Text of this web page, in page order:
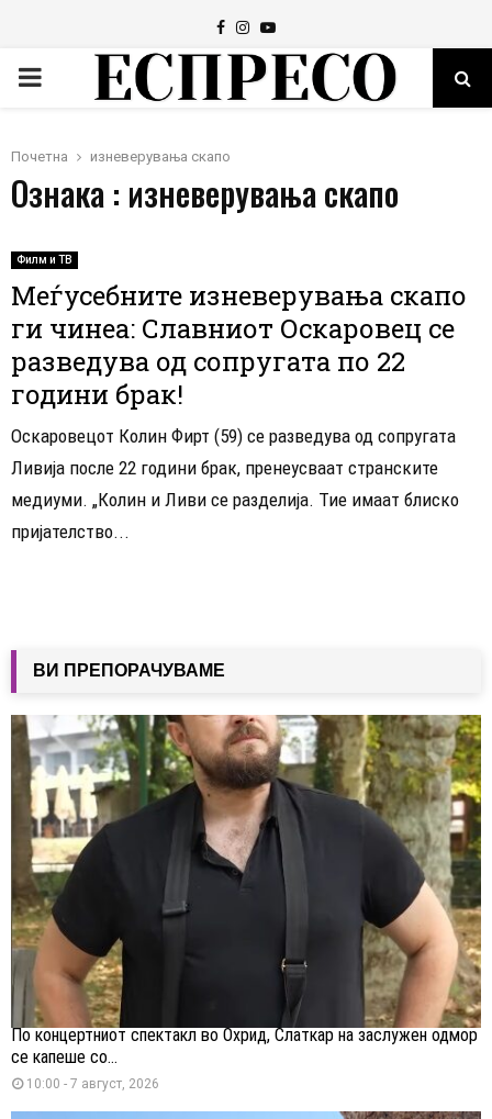
Facebook
Instagram
Youtube
PRIMARY
Почетна изневерувања скапо
Ознака : изневерувања скапо
Филм и ТВ
Меѓусебните изневерувања скапо
ги чинеа: Славниот Оскаровец се
разведува од сопругата по 22
години брак!
Оскаровецот Колин Фирт (59) се разведува од сопругата
Ливија после 22 години брак, пренеусваат странските
медиуми. „Колин и Ливи се разделија. Тие имаат блиско
пријателство...
ВИ ПРЕПОРАЧУВАМЕ
По концертниот спектакл во Охрид, Слаткар на заслужен одмор
се капеше со...
10:00 - 7 август, 2026